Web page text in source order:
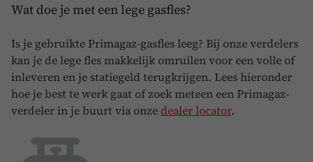
Wat doe je met een lege gasfles?
Is je gebruikte Primagaz-gasfles leeg? Bij onze verdelers
kan je de lege fles makkelijk omruilen voor een volle of
inleveren en je statiegeld terugkrijgen. Lees hieronder
hoe je best te werk gaat of zoek meteen een Primagaz-
verdeler in je buurt via onze dealer locator.